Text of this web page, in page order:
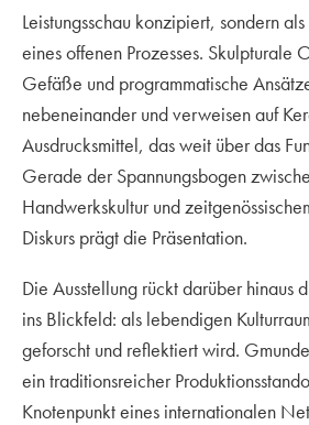
Leistungsschau konzipiert, sondern
eines offenen Prozesses. Skulpturale
Gefäße und programmatische
nebeneinander und verweisen auf
Ausdrucksmittel, das weit über das
Gerade der Spannungsbogen
Handwerkskultur und
Diskurs prägt die Präsentation.
Die Ausstellung rückt darüber hinaus
ins Blickfeld: als lebendigen
geforscht und reflektiert wird.
ein traditionsreicher
Knotenpunkt eines internationalen